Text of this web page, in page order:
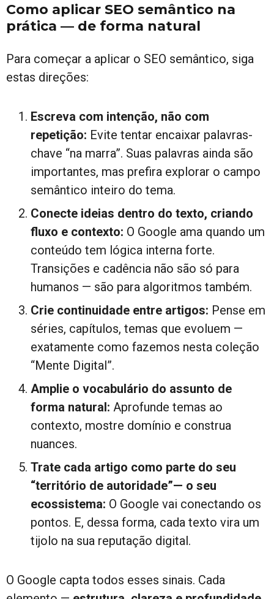
Como aplicar SEO semântico na
prática — de forma natural
Para começar a aplicar o SEO semântico, siga
estas direções:
Escreva com intenção, não com
repetição: Evite tentar encaixar palavras-
chave “na marra”. Suas palavras ainda são
importantes, mas prefira explorar o campo
semântico inteiro do tema.
Conecte ideias dentro do texto, criando
fluxo e contexto: O Google ama quando um
conteúdo tem lógica interna forte.
Transições e cadência não são só para
humanos — são para algoritmos também.
Crie continuidade entre artigos: Pense em
séries, capítulos, temas que evoluem —
exatamente como fazemos nesta coleção
“Mente Digital”.
Amplie o vocabulário do assunto de
forma natural: Aprofunde temas ao
contexto, mostre domínio e construa
nuances.
Trate cada artigo como parte do seu
“território de autoridade”— o seu
ecossistema: O Google vai conectando os
pontos. E, dessa forma, cada texto vira um
tijolo na sua reputação digital.
O Google capta todos esses sinais. Cada